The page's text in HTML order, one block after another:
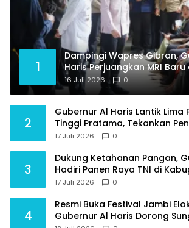
1
Dampingi Wapres Gibran,
Haris Perjuangkan MRI Baru
Tambahan Dokter Spesialis
Raden Mattaher
16 Juli 2026 0
2
Gubernur Al Haris Lantik Lima
Tinggi Pratama, Tekankan
dan Integritas
17 Juli 2026 0
3
Dukung Ketahanan Pangan,
Hadiri Panen Raya TNI di
Tanjungjabung Timur
17 Juli 2026 0
4
Resmi Buka Festival Jambi
Gubernur Al Haris Dorong